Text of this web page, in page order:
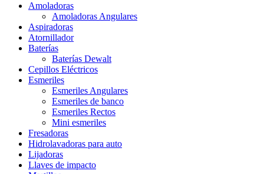
Amoladoras
Amoladoras Angulares
Aspiradoras
Atornillador
Baterías
Baterías Dewalt
Cepillos Eléctricos
Esmeriles
Esmeriles Angulares
Esmeriles de banco
Esmeriles Rectos
Mini esmeriles
Fresadoras
Hidrolavadoras para auto
Lijadoras
Llaves de impacto